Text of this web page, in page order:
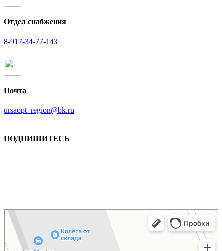
Отдел снабжения
8-917-34-77-143
Почта
ursaopt_region@bk.ru
ПОДПИШИТЕСЬ